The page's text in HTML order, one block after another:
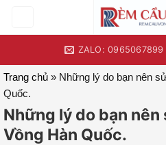
ZALO: 0965067899
Trang chủ » Những lý do bạn nên
Quốc.
Những lý do bạn nên
Vồng Hàn Quốc.